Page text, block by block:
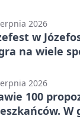
2026
w
na wiele
2026
100
W